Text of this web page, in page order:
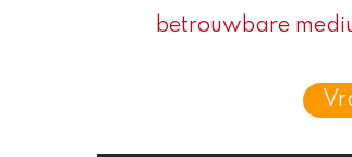
betrouwbare